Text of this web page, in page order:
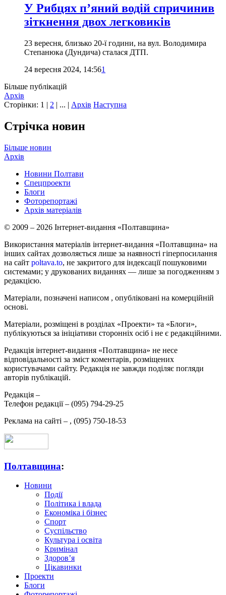
У Рибцях п’яний водій спричинив
зіткнення двох легковиків
23 вересня, близько 20-ї години, на вул. Володимира
Степанюка (Дундича) сталася ДТП.
24 вересня 2024, 14:561
Більше публікацій
Архів
Сторінки: 1 | 2 | ... | Архів Наступна
Стрічка новин
Більше новин
Архів
Новини Полтави
Спецпроекти
Блоги
Фоторепортажі
Архів матеріалів
© 2009 – 2026 Інтернет-видання «Полтавщина»
Використання матеріалів інтернет-видання «Полтавщина» на
інших сайтах дозволяється лише за наявності гіперпосилання
на сайт poltava.to, не закритого для індексації пошуковими
системами; у друкованих виданнях — лише за погодженням з
редакцією.
Матеріали, позначені написом , опубліковані на комерційній
основі.
Матеріали, розміщені в розділах «Проекти» та «Блоги»,
публікуються за ініціативи сторонніх осіб і не є редакційними.
Редакція інтернет-видання «Полтавщина» не несе
відповідальності за зміст коментарів, розміщених
користувачами сайту. Редакція не завжди поділяє погляди
авторів публікацій.
Редакція –
Телефон редакції – (095) 794-29-25
Реклама на сайті – , (095) 750-18-53
Полтавщина:
Новини
Події
Політика і влада
Економіка і бізнес
Спорт
Суспільство
Культура і освіта
Кримінал
Здоров’я
Цікавинки
Проекти
Блоги